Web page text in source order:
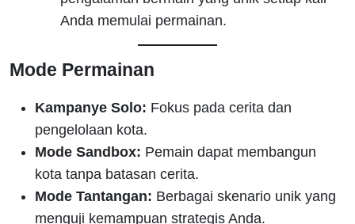
Anda memulai permainan.
Mode Permainan
Kampanye Solo: Fokus pada cerita dan
pengelolaan kota.
Mode Sandbox: Pemain dapat membangun
kota tanpa batasan cerita.
Mode Tantangan: Berbagai skenario unik yang
menguji kemampuan strategis Anda.